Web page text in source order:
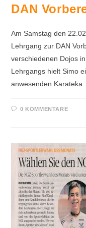
DAN
Am Samstag den
Lehrgang zur DAN
verschiedenen Dojos
Lehrgangs hielt Simo
anwesenden Karateka.
0 KOMMENTARE